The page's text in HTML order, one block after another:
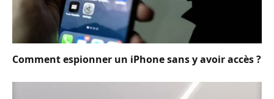
Comment espionner un iPhone sans y avoir accès ?